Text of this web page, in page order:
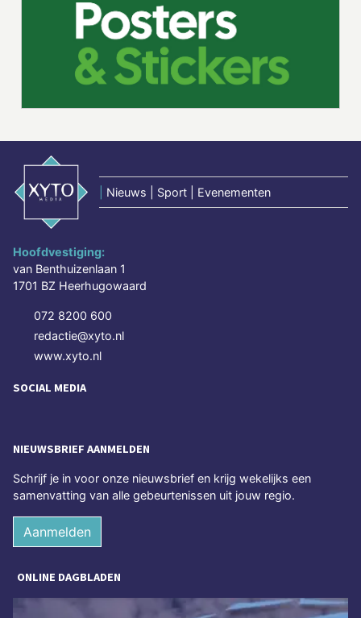
Nieuws | Sport | Evenementen
Hoofdvestiging:
van Benthuizenlaan 1
1701 BZ Heerhugowaard
072 8200 600
redactie@xyto.nl
www.xyto.nl
SOCIAL MEDIA
NIEUWSBRIEF AANMELDEN
Schrijf je in voor onze nieuwsbrief en krijg wekelijks een
samenvatting van alle gebeurtenissen uit jouw regio.
Aanmelden
ONLINE DAGBLADEN